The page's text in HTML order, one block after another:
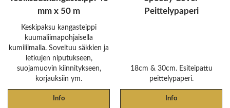
mm x 50 m
Keskipaksu kangasteippi
kuumaliimapohjaisella
kumiliimalla. Soveltuu säkkien ja
letkujen niputukseen,
suojamuovin kiinnitykseen,
korjauksiin ym.
Info
Peittelypaperi
18cm & 30cm. Esiteipattu
peittelypaperi.
Info